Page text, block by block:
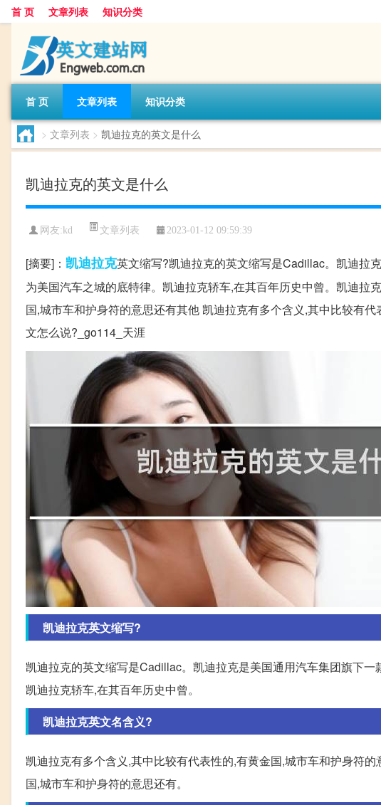
首 页 文章列表 知识分类
首 页 文章列表 知识分类
> 文章列表 > 凯迪拉克的英文是什么
凯迪拉克的英文是什么
网友: kd 文章列表 2023-01-12 09:59:39
[摘要]： 凯迪拉克英文缩写?凯迪拉克的英文缩写是Cadillac。凯迪拉
为美国汽车之城的底特律。凯迪拉克轿车,在其百年历史中曾。凯迪拉
国,城市车和护身符的意思还有其他 凯迪拉克有多个含义,其中比较有
文怎么说?_go114_天涯
凯迪拉克英文缩写?
凯迪拉克的英文缩写是Cadillac。凯迪拉克是美国通用汽车集团旗下一
凯迪拉克轿车,在其百年历史中曾。
凯迪拉克英文名含义?
凯迪拉克有多个含义,其中比较有代表性的,有黄金国,城市车和护身符
国,城市车和护身符的意思还有。